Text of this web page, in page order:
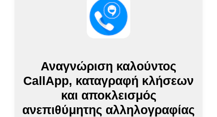
Αναγνώριση καλούντος
CallApp, καταγραφή κλήσεων
και αποκλεισμός
ανεπιθύμητης αλληλογραφίας